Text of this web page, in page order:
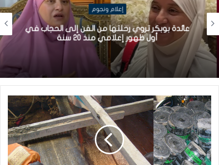
إعلام ونجوم
عائدة بوبكر تروي رحلتها من الفن إلى الحجاب في
أول ظهور إعلامي منذ 20 سنة